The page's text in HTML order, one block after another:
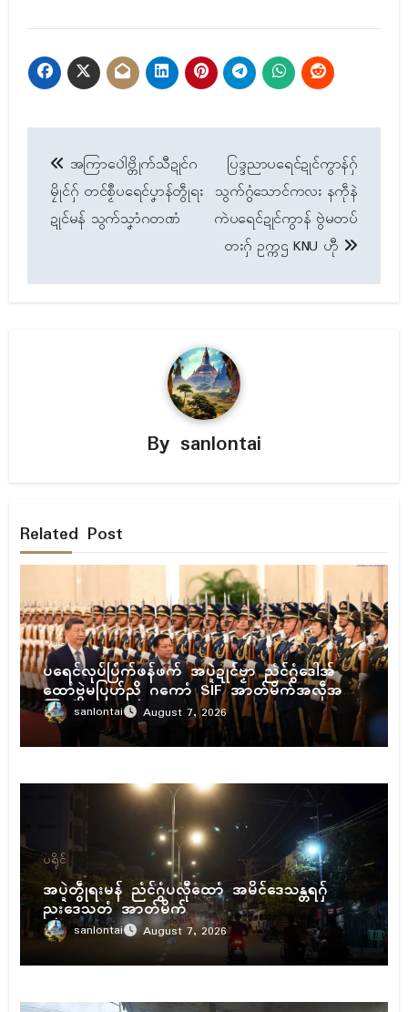
navigation
အကြာပေါဲဗ္တိုက်သီဍုၚ်ဂ
မၠိုၚ်ဂှ် တၚ်စၟဳပရေၚ်ပၞာန်တွဵုရး
ဍုၚ်မန် သွက်သၞာံဂတဏံ
ပြဒ္ဒညာပရေၚ်ဍုၚ်ကွာန်ဂှ်
သွက်ဂွံသောၚ်ကလး နကဵုနဲ
ကဲပရေၚ်ဍုၚ်ကွာန် ဗွဲမတပ်
တးဂှ် ဥက္ကဌ KNU ဟီု
By sanlontai
Related Post
ပရိုၚ်
ပရေၚ်လုပ်ပြံက်ဖန်ဖက် အပ္ဍဲဍုၚ်ဗၟာ ညံၚ်ဂွံဒေါအ်
ထောံဗွဲမပြဟ်ညိ ဂကောံ SIF အာတ်မိက်အလဵုအသဳ
ကြုက်sanlontai August 7, 2026
ပရိုၚ်
အပ္ဍဲတွဵုရးမန် ညံၚ်ဂွံပလီုထောံ အမိၚ်ဒေသန္တရဂှ်
ညးဒေသတံ အာတ်မိက်
sanlontai August 7, 2026